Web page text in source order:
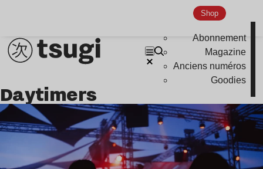
Shop
Abonnement
Magazine
Anciens numéros
Goodies
Daytimers